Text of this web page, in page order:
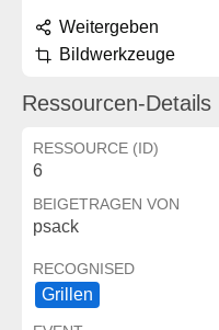
Weitergeben
Bildwerkzeuge
Ressourcen-Details
RESSOURCE (ID)
6
BEIGETRAGEN VON
psack
RECOGNISED
Grillen